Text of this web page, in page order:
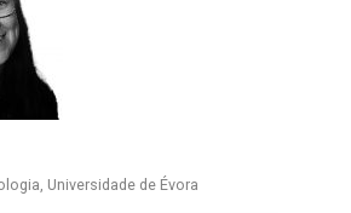
Universidade de Évora